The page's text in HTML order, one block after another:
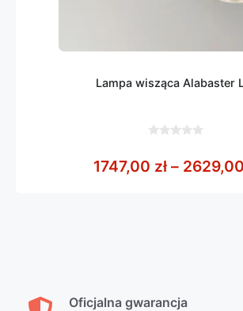
Lampa wisząca Alabaster
5
1747,00 zł – 2629,00
Oficjalna gwarancja